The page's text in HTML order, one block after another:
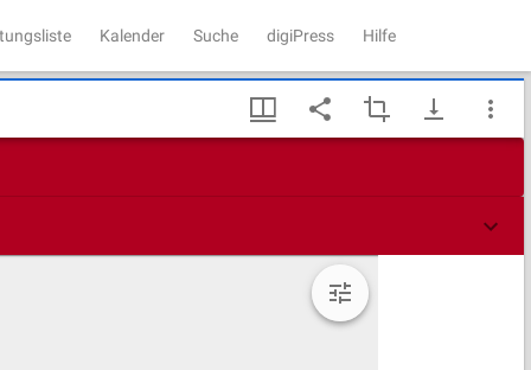
Kalender Suche digiPress Hilfe